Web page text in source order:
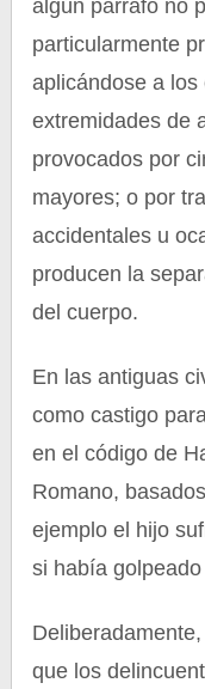
algún párrafo no
particularmente
aplicándose a
extremidades de
provocados por
mayores; o por
accidentales u
producen la
del cuerpo.
En las antiguas
como castigo
en el código de
Romano,
ejemplo el hijo
si había
que los